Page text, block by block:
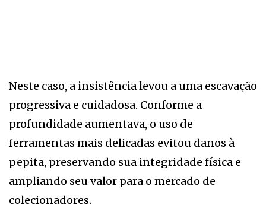
Neste caso, a insistência levou a uma escavação
progressiva e cuidadosa. Conforme a
profundidade aumentava, o uso de
ferramentas mais delicadas evitou danos à
pepita, preservando sua integridade física e
ampliando seu valor para o mercado de
colecionadores.